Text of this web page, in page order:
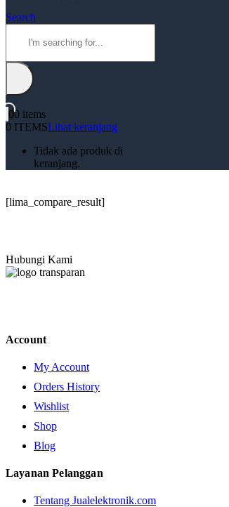
Search
00 items
0 ITEMSLihat keranjang
Tidak ada produk di
keranjang.
[lima_compare_result]
Hubungi Kami
Account
My Account
Orders History
Wishlist
Shop
Blog
Layanan Pelanggan
Tentang Jualelektronik.com